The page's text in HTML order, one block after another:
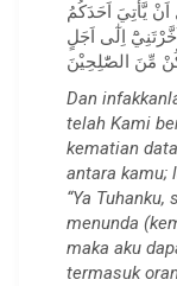
يَّأْتِيَ اَحَدَكُمُ
اِلٰٓى اَجَلٍ
مِّنَ الصّٰلِحِيْنَ
Dan
telah Kami
kematian
antara kamu;
“Ya Tuhanku,
menunda
maka aku
termasuk